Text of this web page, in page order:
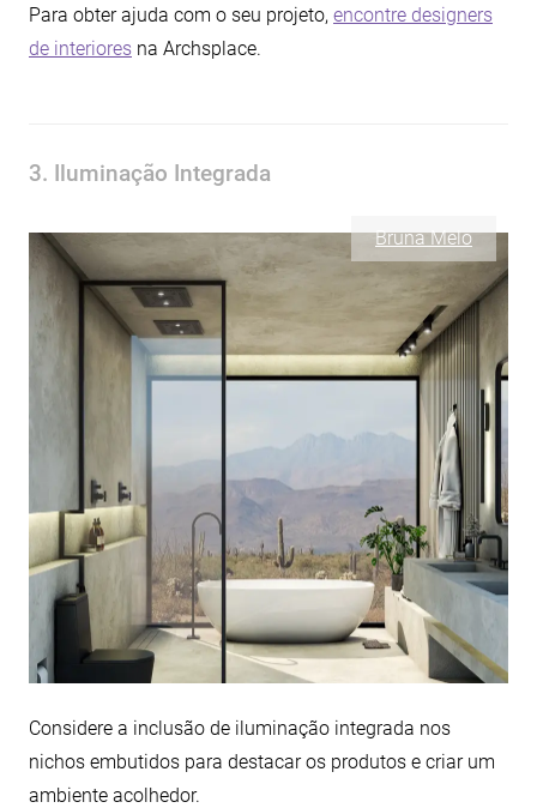
Para obter ajuda com o seu projeto, encontre designers
de interiores na Archsplace.
3. Iluminação Integrada
Bruna Melo
Considere a inclusão de iluminação integrada nos
nichos embutidos para destacar os produtos e criar um
ambiente acolhedor.